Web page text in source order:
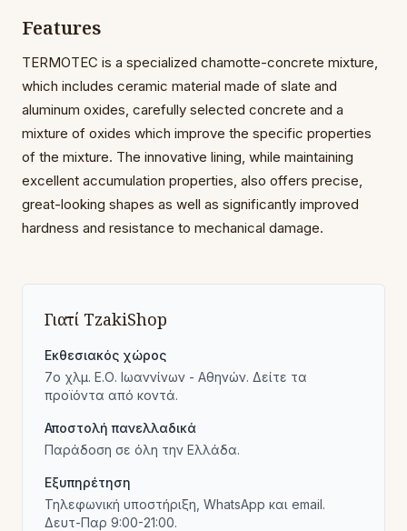
Features
TERMOTEC is a specialized chamotte-concrete mixture,
which includes ceramic material made of slate and
aluminum oxides, carefully selected concrete and a
mixture of oxides which improve the specific properties
of the mixture. The innovative lining, while maintaining
excellent accumulation properties, also offers precise,
great-looking shapes as well as significantly improved
hardness and resistance to mechanical damage.
Γιατί TzakiShop
Εκθεσιακός χώρος
7ο χλμ. Ε.Ο. Ιωαννίνων - Αθηνών. Δείτε τα
προϊόντα από κοντά.
Αποστολή πανελλαδικά
Παράδοση σε όλη την Ελλάδα.
Εξυπηρέτηση
Τηλεφωνική υποστήριξη, WhatsApp και email.
Δευτ-Παρ 9:00-21:00.